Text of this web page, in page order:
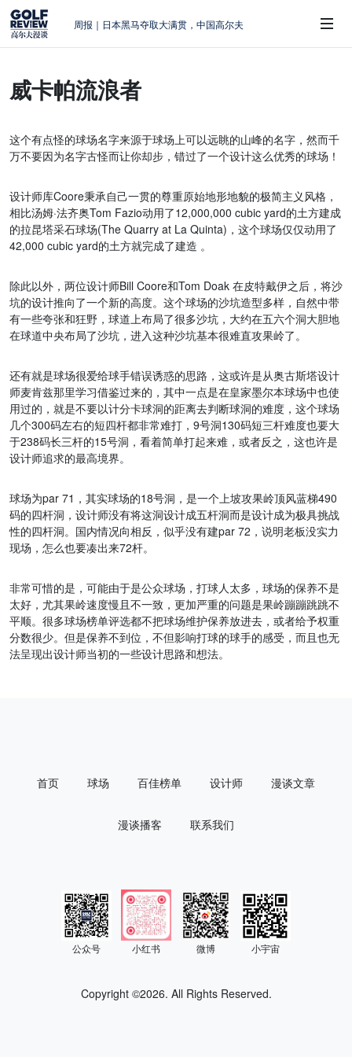
周报｜日本黑马夺取大满贯，中国高尔夫
AIG英国女子公开赛，一场大满贯的50年
蜕变
龙
查莉·赫尔：不断制造“麻烦”的流量明星
Menu
威卡帕流浪者
这个有点怪的球场名字来源于球场上可以远眺的山峰的名字，然而千
万不要因为名字古怪而让你却步，错过了一个设计这么优秀的球场！
设计师库Coore秉承自己一贯的尊重原始地形地貌的极简主义风格，
相比汤姆·法齐奥Tom Fazio动用了12,000,000 cubic yard的土方建成
的拉昆塔采石球场(The Quarry at La Quinta)，这个球场仅仅动用了
42,000 cubic yard的土方就完成了建造 。
除此以外，两位设计师Bill Coore和Tom Doak 在皮特戴伊之后，将沙
坑的设计推向了一个新的高度。这个球场的沙坑造型多样，自然中带
有一些夸张和狂野，球道上布局了很多沙坑，大约在五六个洞大胆地
在球道中央布局了沙坑，进入这种沙坑基本很难直攻果岭了。
还有就是球场很爱给球手错误诱惑的思路，这或许是从奥古斯塔设计
师麦肯兹那里学习借鉴过来的，其中一点是在皇家墨尔本球场中也使
用过的，就是不要以计分卡球洞的距离去判断球洞的难度，这个球场
几个300码左右的短四杆都非常难打，9号洞130码短三杆难度也要大
于238码长三杆的15号洞，看着简单打起来难，或者反之，这也许是
设计师追求的最高境界。
球场为par 71，其实球场的18号洞，是一个上坡攻果岭顶风蓝梯490
码的四杆洞，设计师没有将这洞设计成五杆洞而是设计成为极具挑战
性的四杆洞。国内情况向相反，似乎没有建par 72，说明老板没实力
现场，怎么也要凑出来72杆。
非常可惜的是，可能由于是公众球场，打球人太多，球场的保养不是
太好，尤其果岭速度慢且不一致，更加严重的问题是果岭蹦蹦跳跳不
平顺。很多球场榜单评选都不把球场维护保养放进去，或者给予权重
分数很少。但是保养不到位，不但影响打球的球手的感受，而且也无
法呈现出设计师当初的一些设计思路和想法。
首页 球场 百佳榜单 设计师 漫谈文章
漫谈播客 联系我们
公众号 小红书 微博 小宇宙
Copyright ©2026. All Rights Reserved.